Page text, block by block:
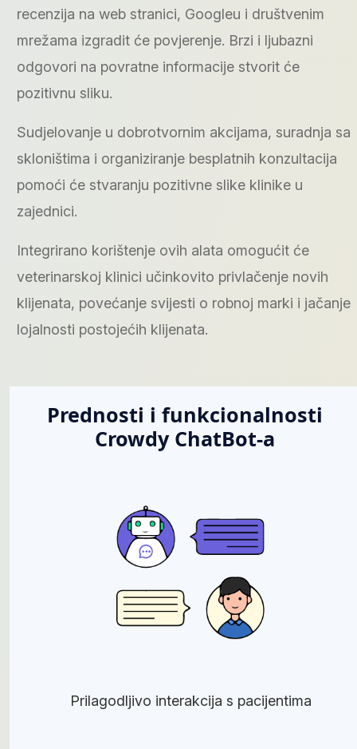
recenzija na web stranici, Googleu i društvenim
mrežama izgradit će povjerenje. Brzi i ljubazni
odgovori na povratne informacije stvorit će
pozitivnu sliku.
Sudjelovanje u dobrotvornim akcijama, suradnja sa
skloništima i organiziranje besplatnih konzultacija
pomoći će stvaranju pozitivne slike klinike u
zajednici.
Integrirano korištenje ovih alata omogućit će
veterinarskoj klinici učinkovito privlačenje novih
klijenata, povećanje svijesti o robnoj marki i jačanje
lojalnosti postojećih klijenata.
Prednosti i funkcionalnosti
Crowdy ChatBot-a
Prilagodljivo interakcija s pacijentima